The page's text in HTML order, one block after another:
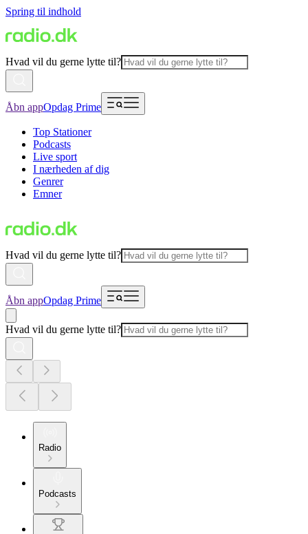
Spring til indhold
Hvad vil du gerne lytte til?
Åbn appOpdag Prime
Top Stationer
Podcasts
Live sport
I nærheden af dig
Genrer
Emner
Hvad vil du gerne lytte til?
Åbn appOpdag Prime
Hvad vil du gerne lytte til?
Radio
Podcasts